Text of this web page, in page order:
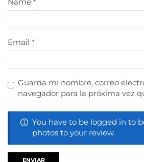
Name *
Email *
Guarda mi nombre, correo
navegador para la próxima vez
You have to be logged in to
photos to your review.